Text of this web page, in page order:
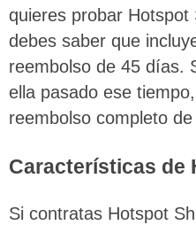
quieres probar Hotspot
debes saber que
reembolso de 45 días.
ella pasado ese
reembolso completo
Características de
Si contratas Hotspot